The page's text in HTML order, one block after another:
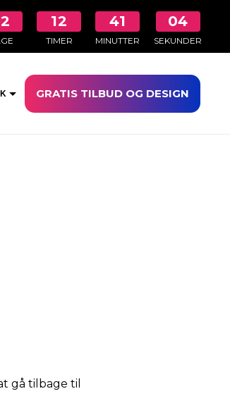
12
TIMER
41
MINUTTER
04
SEKUNDER
GRATIS TILBUD OG DESIGN
gå tilbage til